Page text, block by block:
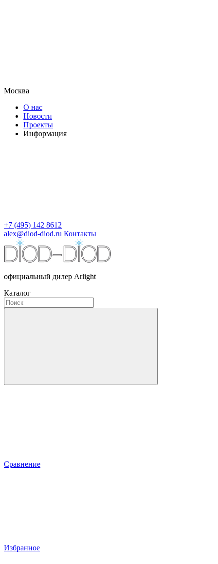
Москва
О нас
Новости
Проекты
Информация
+7 (495) 142 8612
alex@diod-diod.ru Контакты
официальный дилер Arlight
Каталог
Сравнение
Избранное